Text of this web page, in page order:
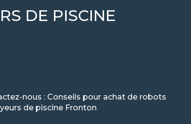
DE PISCINE
nous : Conseils pour achat de robots
de piscine Fronton